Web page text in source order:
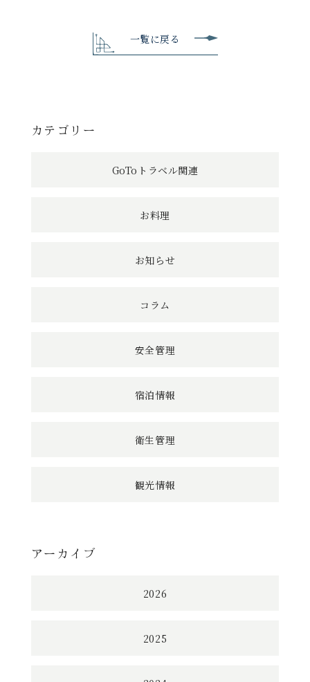
へ
一覧に戻る
カテゴリー
GoToトラベル関連
お料理
お知らせ
コラム
安全管理
宿泊情報
衛生管理
観光情報
アーカイブ
2026
2025